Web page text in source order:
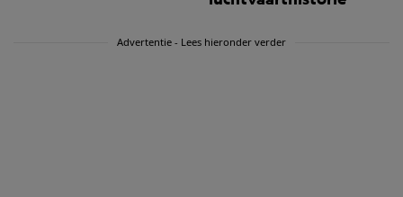
Advertentie - Lees hieronder verder